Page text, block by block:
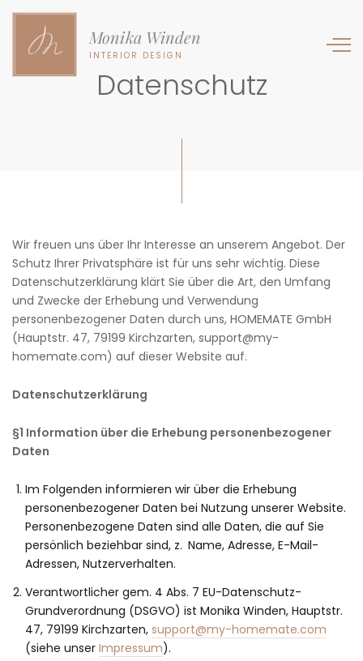
Monika Winden
INTERIOR DESIGN
Datenschutz
Wir freuen uns über Ihr Interesse an unserem Angebot. Der
Schutz Ihrer Privatsphäre ist für uns sehr wichtig. Diese
Datenschutzerklärung klärt Sie über die Art, den Umfang
und Zwecke der Erhebung und Verwendung
personenbezogener Daten durch uns, HOMEMATE GmbH
(Hauptstr. 47, 79199 Kirchzarten, support@my-
homemate.com) auf dieser Website auf.
Datenschutzerklärung
§1 Information über die Erhebung personenbezogener
Daten
Im Folgenden informieren wir über die Erhebung
personenbezogener Daten bei Nutzung unserer Website.
Personenbezogene Daten sind alle Daten, die auf Sie
persönlich beziehbar sind, z. Name, Adresse, E-Mail-
Adressen, Nutzerverhalten.
Verantwortlicher gem. 4 Abs. 7 EU-Datenschutz-
Grundverordnung (DSGVO) ist Monika Winden, Hauptstr.
47, 79199 Kirchzarten, support@my-homemate.com
(siehe unser Impressum).